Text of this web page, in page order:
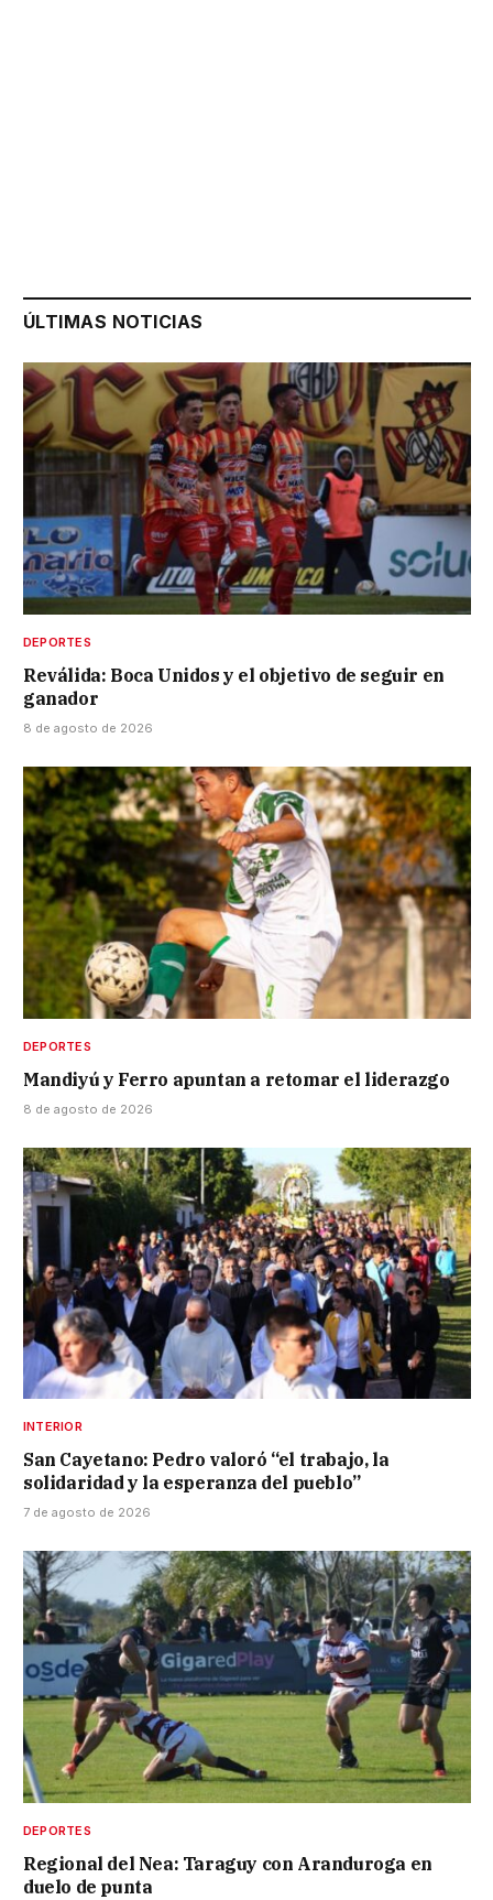
ÚLTIMAS NOTICIAS
DEPORTES
Reválida: Boca Unidos y el objetivo de seguir en
ganador
8 de agosto de 2026
DEPORTES
Mandiyú y Ferro apuntan a retomar el liderazgo
8 de agosto de 2026
INTERIOR
San Cayetano: Pedro valoró “el trabajo, la
solidaridad y la esperanza del pueblo”
7 de agosto de 2026
DEPORTES
Regional del Nea: Taraguy con Aranduroga en
duelo de punta